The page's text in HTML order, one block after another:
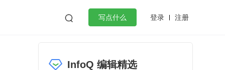
 写点什么 登录 注册
InfoQ 编辑精选